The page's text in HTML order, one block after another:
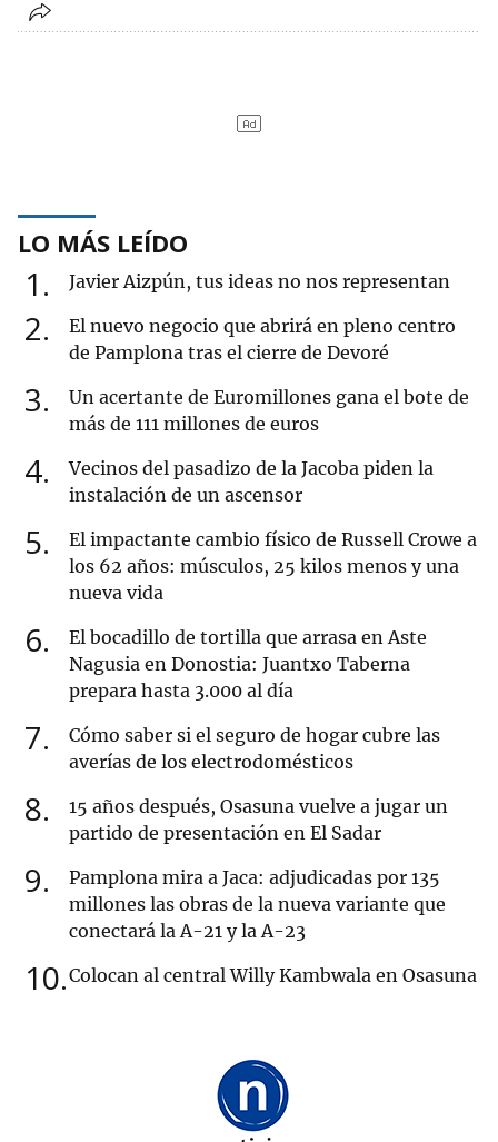
LO MÁS LEÍDO
1 Javier Aizpún, tus ideas no nos representan
2
El nuevo negocio que abrirá en pleno centro
de Pamplona tras el cierre de Devoré
3
Un acertante de Euromillones gana el bote de
más de 111 millones de euros
4
Vecinos del pasadizo de la Jacoba piden la
instalación de un ascensor
5
El impactante cambio físico de Russell Crowe a
los 62 años: músculos, 25 kilos menos y una
nueva vida
6
El bocadillo de tortilla que arrasa en Aste
Nagusia en Donostia: Juantxo Taberna
prepara hasta 3.000 al día
7
Cómo saber si el seguro de hogar cubre las
averías de los electrodomésticos
8
15 años después, Osasuna vuelve a jugar un
partido de presentación en El Sadar
9
Pamplona mira a Jaca: adjudicadas por 135
millones las obras de la nueva variante que
conectará la A-21 y la A-23
10 Colocan al central Willy Kambwala en Osasuna